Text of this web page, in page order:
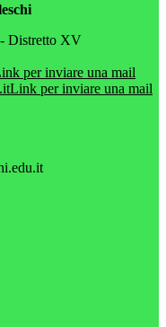
Distretto XV
per inviare una mail
Link per inviare una mail